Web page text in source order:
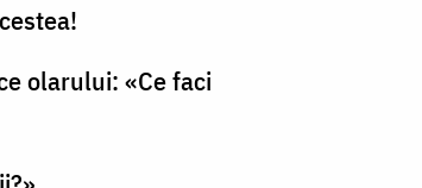
olarului: «Ce faci